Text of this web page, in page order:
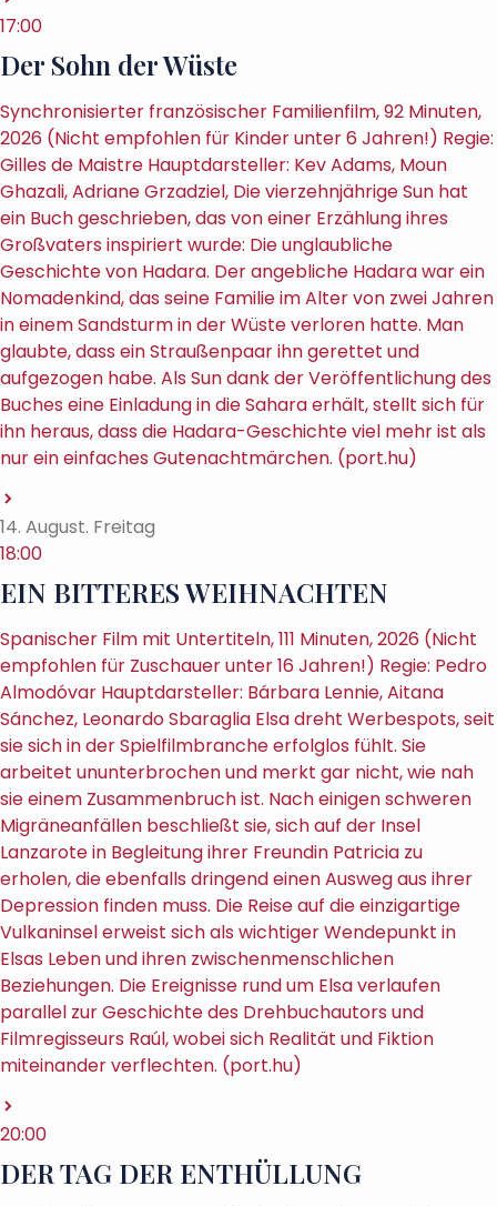
17:00
Der Sohn der Wüste
Synchronisierter französischer Familienfilm, 92 Minuten,
2026 (Nicht empfohlen für Kinder unter 6 Jahren!) Regie:
Gilles de Maistre Hauptdarsteller: Kev Adams, Moun
Ghazali, Adriane Grzadziel, Die vierzehnjährige Sun hat
ein Buch geschrieben, das von einer Erzählung ihres
Großvaters inspiriert wurde: Die unglaubliche
Geschichte von Hadara. Der angebliche Hadara war ein
Nomadenkind, das seine Familie im Alter von zwei Jahren
in einem Sandsturm in der Wüste verloren hatte. Man
glaubte, dass ein Straußenpaar ihn gerettet und
aufgezogen habe. Als Sun dank der Veröffentlichung des
Buches eine Einladung in die Sahara erhält, stellt sich für
ihn heraus, dass die Hadara-Geschichte viel mehr ist als
nur ein einfaches Gutenachtmärchen. (port.hu)
14. August. Freitag
18:00
EIN BITTERES WEIHNACHTEN
Spanischer Film mit Untertiteln, 111 Minuten, 2026 (Nicht
empfohlen für Zuschauer unter 16 Jahren!) Regie: Pedro
Almodóvar Hauptdarsteller: Bárbara Lennie, Aitana
Sánchez, Leonardo Sbaraglia Elsa dreht Werbespots, seit
sie sich in der Spielfilmbranche erfolglos fühlt. Sie
arbeitet ununterbrochen und merkt gar nicht, wie nah
sie einem Zusammenbruch ist. Nach einigen schweren
Migräneanfällen beschließt sie, sich auf der Insel
Lanzarote in Begleitung ihrer Freundin Patricia zu
erholen, die ebenfalls dringend einen Ausweg aus ihrer
Depression finden muss. Die Reise auf die einzigartige
Vulkaninsel erweist sich als wichtiger Wendepunkt in
Elsas Leben und ihren zwischenmenschlichen
Beziehungen. Die Ereignisse rund um Elsa verlaufen
parallel zur Geschichte des Drehbuchautors und
Filmregisseurs Raúl, wobei sich Realität und Fiktion
miteinander verflechten. (port.hu)
20:00
DER TAG DER ENTHÜLLUNG